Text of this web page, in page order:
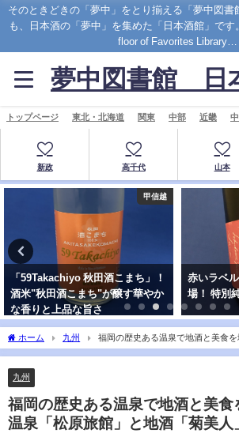
そのときどきの「夢中」をとり揃える「夢中図書
も、日本酒の「夢中」を集めた「日本酒館」です
floor of Favorites Library…
夢中図書館 日
トップページ 東北・北海道 関東 中部 近畿
新政 高千代 山本
甲信越
「59Takachiyo 秋田酒こまち」！
酒米"秋田酒こまち"が醸す華やか
な香りと上品な旨さ
赤いラベ
場！ 特別
ホーム 九州
福岡の歴史ある温泉で地酒と美食を
館」と地酒「菊美人」霞始メテ靆ク
九州
福岡の歴史ある温泉で地酒と美食
温泉「松原旅館」と地酒「菊美人